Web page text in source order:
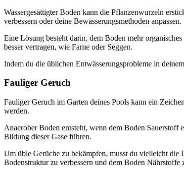
Wassergesättigter Boden kann die Pflanzenwurzeln
verbessern oder deine Bewässerungsmethoden anpassen.
Eine Lösung besteht darin, dem Boden mehr
besser vertragen, wie Farne oder Seggen.
Indem du die üblichen Entwässerungsprobleme in
Fauliger Geruch
Fauliger Geruch im Garten deines Pools kann ein
werden.
Anaerober Boden entsteht, wenn dem Boden
Bildung dieser Gase führen.
Um üble Gerüche zu bekämpfen, musst du vielleicht die
Bodenstruktur zu verbessern und dem Boden Nährstoffe